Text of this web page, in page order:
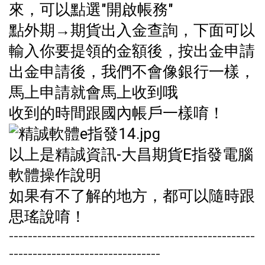
來，可以點選"開啟帳務"
點外期→期貨出入金查詢，下面可以
輸入你要提領的金額後，按出金申請
出金申請後，我們不會像銀行一樣，
馬上申請就會馬上收到哦
收到的時間跟國內帳戶一樣唷！
以上是精誠資訊-大昌期貨E指發電腦
軟體操作說明
如果有不了解的地方，都可以隨時跟
思瑤說唷！
----------------------------------------------------
--------------------------------